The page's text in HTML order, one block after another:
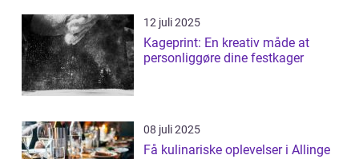
12 juli 2025
Kageprint: En kreativ måde at
personliggøre dine festkager
08 juli 2025
Få kulinariske oplevelser i Allinge